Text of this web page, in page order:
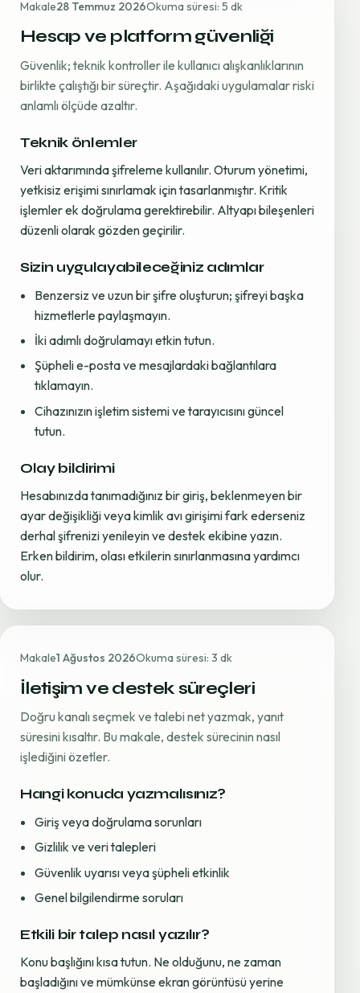
Makale28 Temmuz 2026Okuma süresi: 5 dk
Hesap ve platform güvenliği
Güvenlik; teknik kontroller ile kullanıcı alışkanlıklarının
birlikte çalıştığı bir süreçtir. Aşağıdaki uygulamalar riski
anlamlı ölçüde azaltır.
Teknik önlemler
Veri aktarımında şifreleme kullanılır. Oturum yönetimi,
yetkisiz erişimi sınırlamak için tasarlanmıştır. Kritik
işlemler ek doğrulama gerektirebilir. Altyapı bileşenleri
düzenli olarak gözden geçirilir.
Sizin uygulayabileceğiniz adımlar
Benzersiz ve uzun bir şifre oluşturun; şifreyi başka
hizmetlerle paylaşmayın.
İki adımlı doğrulamayı etkin tutun.
Şüpheli e-posta ve mesajlardaki bağlantılara
tıklamayın.
Cihazınızın işletim sistemi ve tarayıcısını güncel
tutun.
Olay bildirimi
Hesabınızda tanımadığınız bir giriş, beklenmeyen bir
ayar değişikliği veya kimlik avı girişimi fark ederseniz
derhal şifrenizi yenileyin ve destek ekibine yazın.
Erken bildirim, olası etkilerin sınırlanmasına yardımcı
olur.
Makale1 Ağustos 2026Okuma süresi: 3 dk
İletişim ve destek süreçleri
Doğru kanalı seçmek ve talebi net yazmak, yanıt
süresini kısaltır. Bu makale, destek sürecinin nasıl
işlediğini özetler.
Hangi konuda yazmalısınız?
Giriş veya doğrulama sorunları
Gizlilik ve veri talepleri
Güvenlik uyarısı veya şüpheli etkinlik
Genel bilgilendirme soruları
Etkili bir talep nasıl yazılır?
Konu başlığını kısa tutun. Ne olduğunu, ne zaman
başladığını ve mümkünse ekran görüntüsü yerine